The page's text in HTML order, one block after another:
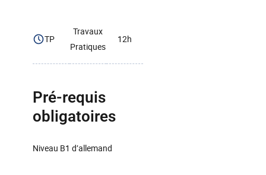
TP
Travaux
Pratiques
12h
Pré-requis
obligatoires
Niveau B1 d’allemand